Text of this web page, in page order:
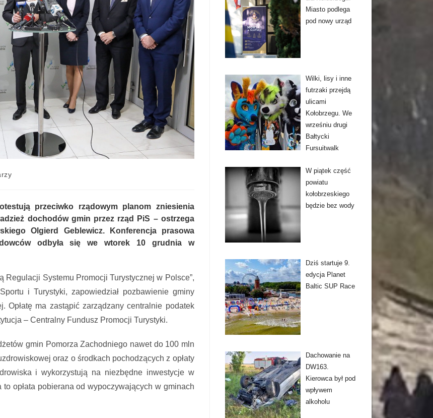
przeciwko rządowym planom zniesienia
dochodów gmin przez rząd PiS – ostrzega
Olgierd Geblewicz. Konferencja prasowa
odbyła się we wtorek 10 grudnia w
Regulacji Systemu Promocji Turystycznej w Polsce”,
i Turystyki, zapowiedział pozbawienie gminy
Opłatę ma zastąpić zarządzany centralnie podatek
– Centralny Fundusz Promocji Turystyki.
gmin Pomorza Zachodniego nawet do 100 mln
oraz o środkach pochodzących z opłaty
i wykorzystują na niezbędne inwestycje w
opłata pobierana od wypoczywających w gminach
Miasto podlega
pod nowy urząd
Wilki, lisy i inne
futrzaki przejdą
ulicami
Kołobrzegu. We
wrześniu drugi
Bałtycki
Fursuitwalk
W piątek część
powiatu
kołobrzeskiego
będzie bez wody
Dziś startuje 9.
edycja Planet
Baltic SUP Race
Dachowanie na
DW163.
Kierowca był pod
wpływem
alkoholu